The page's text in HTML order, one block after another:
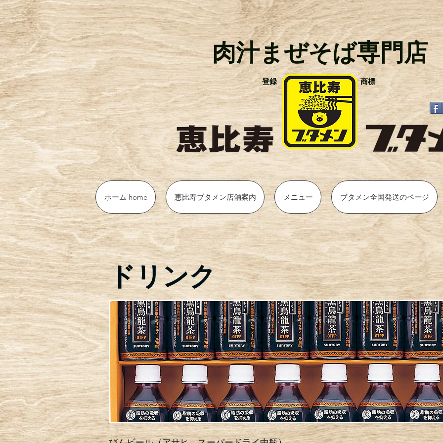
肉汁まぜそば専門店
登録 商標
ホーム home 恵比寿ブタメン店舗案内 メニュー ブタメン全国発送のページ
ドリンク